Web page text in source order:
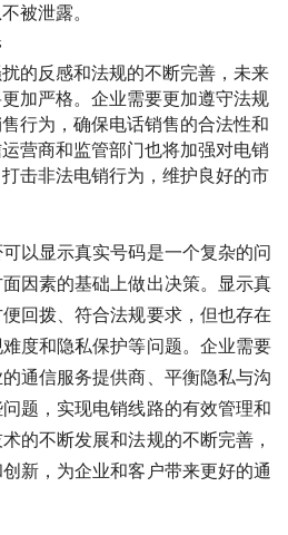
被泄露。
的反感和法规的不断完善，未来
加严格。企业需要更加遵守法规
行为，确保电话销售的合法性和
营商和监管部门也将加强对电销
击非法电销行为，维护良好的市
以显示真实号码是一个复杂的问
因素的基础上做出决策。显示真
回拨、符合法规要求，但也存在
度和隐私保护等问题。企业需要
通信服务提供商、平衡隐私与沟
题，实现电销线路的有效管理和
的不断发展和法规的不断完善，
新，为企业和客户带来更好的通